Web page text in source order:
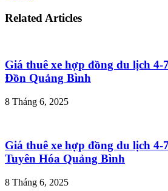
Related Articles
Giá thuê xe hợp đồng du lịch
Đồn Quảng Bình
8 Tháng 6, 2025
Giá thuê xe hợp đồng du lịch
Tuyên Hóa Quảng Bình
8 Tháng 6, 2025